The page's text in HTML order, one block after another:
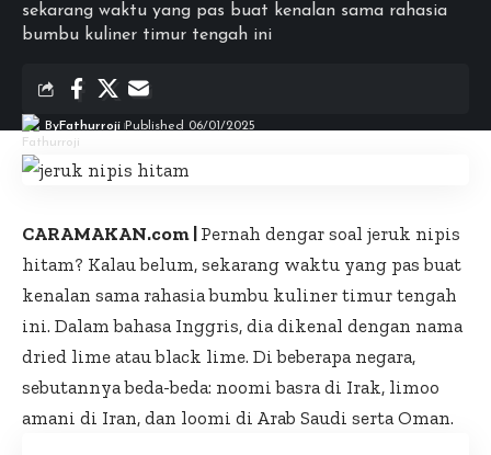
sekarang waktu yang pas buat kenalan sama rahasia
bumbu kuliner timur tengah ini
ByFathurroji Published 06/01/2025
CARAMAKAN.com | Pernah dengar soal jeruk nipis
hitam? Kalau belum, sekarang waktu yang pas buat
kenalan sama rahasia bumbu kuliner timur tengah
ini. Dalam bahasa Inggris, dia dikenal dengan nama
dried lime atau black lime. Di beberapa negara,
sebutannya beda-beda: noomi basra di Irak, limoo
amani di Iran, dan loomi di Arab Saudi serta Oman.